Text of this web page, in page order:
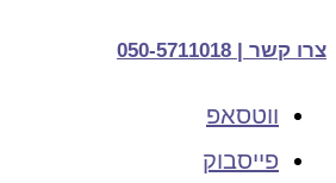
צרו קשר | 050-5711018
ווטסאפ
פייסבוק